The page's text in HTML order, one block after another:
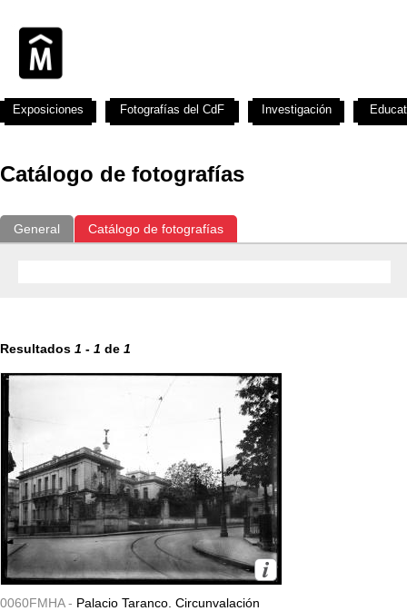
Catálogo de fotografías
General Catálogo de fotografías
Resultados 1 - 1 de 1
0060FMHA - Palacio Taranco. Circunvalación
Exposiciones Fotografías del CdF Investigación